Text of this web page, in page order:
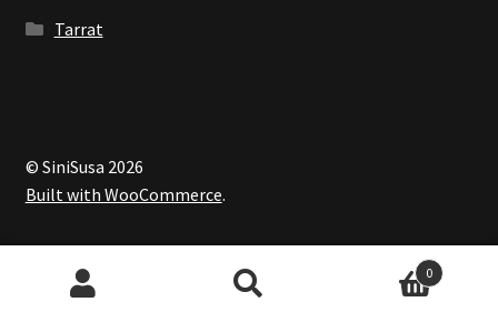
Tarrat
© SiniSusa 2026
Built with WooCommerce.
0